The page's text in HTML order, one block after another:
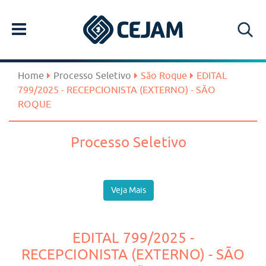
Home Processo Seletivo São Roque
EDITAL
799/2025 - RECEPCIONISTA (EXTERNO) - SÃO
ROQUE
Processo Seletivo
Veja Mais
EDITAL 799/2025 -
RECEPCIONISTA (EXTERNO) - SÃO